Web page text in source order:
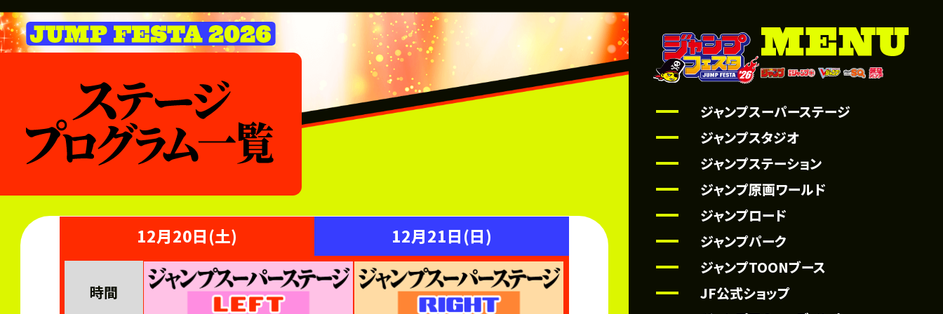
ジャンプスーパーステージ
ジャンプスタジオ
ジャンプステーション
ジャンプ原画ワールド
ジャンプロード
ジャンプパーク
ジャンプTOONブース
JF公式ショップ
12月20日(土) 12月21日(日)
時間
時間